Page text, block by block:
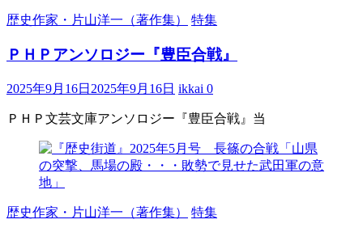
歴史作家・片山洋一（著作集） 特集
ＰＨＰアンソロジー『豊臣合戦』
2025年9月16日 2025年9月16日 ikkai 0
ＰＨＰ文芸文庫アンソロジー『豊臣合戦』当
歴史作家・片山洋一（著作集） 特集